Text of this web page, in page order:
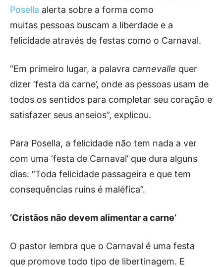
Posella alerta sobre a forma como
muitas pessoas buscam a liberdade e a
felicidade através de festas como o Carnaval.
“Em primeiro lugar, a palavra carnevalle quer
dizer ‘festa da carne’, onde as pessoas usam de
todos os sentidos para completar seu coração e
satisfazer seus anseios”, explicou.
Para Posella, a felicidade não tem nada a ver
com uma ‘festa de Carnaval’ que dura alguns
dias: “Toda felicidade passageira e que tem
consequências ruins é maléfica”.
‘Cristãos não devem alimentar a carne’
O pastor lembra que o Carnaval é uma festa
que promove todo tipo de libertinagem. E